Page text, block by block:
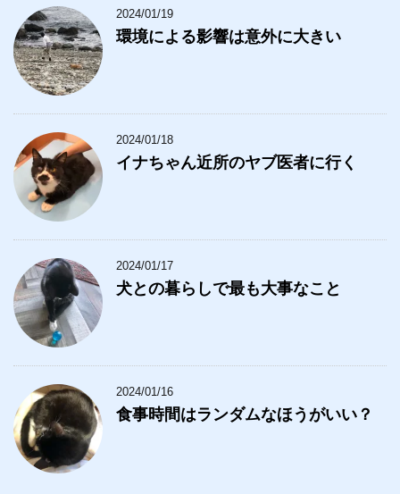
2024/01/19
環境による影響は意外に大きい
2024/01/18
イナちゃん近所のヤブ医者に行く
2024/01/17
犬との暮らしで最も大事なこと
2024/01/16
食事時間はランダムなほうがいい？